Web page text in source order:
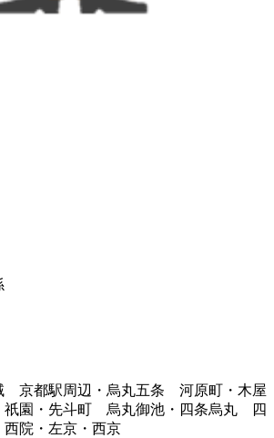
京都駅周辺・烏丸五条 河原町・木屋
園・先斗町 烏丸御池・四条烏丸 四
西院・左京・西京